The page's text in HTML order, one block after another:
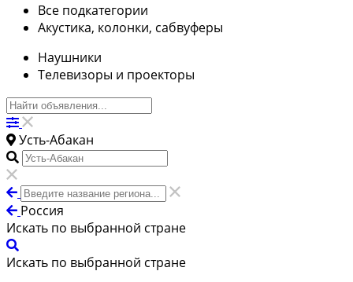
Все подкатегории
Акустика, колонки, сабвуферы
Наушники
Телевизоры и проекторы
Усть-Абакан
Россия
Искать по выбранной стране
Искать по выбранной стране